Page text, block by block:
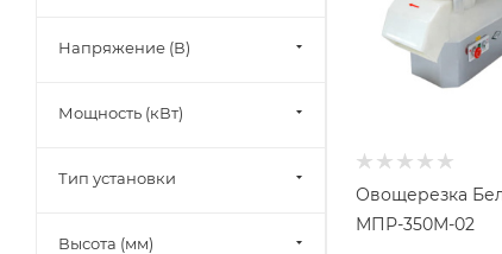
Овощерезка
МПР-350М-02
Напряжение (В)
Мощность (кВт)
Тип установки
Высота (мм)